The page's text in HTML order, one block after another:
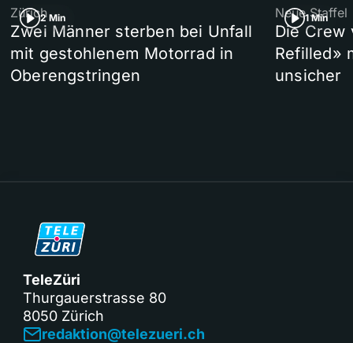
2 Min
Zürich
Zwei Männer sterben bei Unfall
mit gestohlenem Motorrad in
Oberengstringen
1 Min
Neue Staffel
Die Crew
Refilled»
unsicher
TeleZüri
Thurgauerstrasse 80
8050 Zürich
redaktion@telezueri.ch